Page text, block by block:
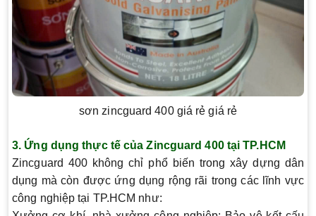
sơn zincguard 400 giá rẻ giá rẻ
3. Ứng dụng thực tế của Zincguard 400 tại TP.HCM
Zincguard 400 không chỉ phổ biến trong xây dựng dân
dụng mà còn được ứng dụng rộng rãi trong các lĩnh vực
công nghiệp tại TP.HCM như: